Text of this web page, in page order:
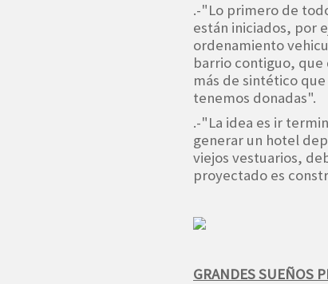
.-"Lo primero de
están iniciados, por
ordenamiento
barrio contiguo, que
más de sintético
tenemos donadas".
.-"La idea es ir
generar un hotel
viejos vestuarios,
proyectado es
GRANDES SUEÑOS